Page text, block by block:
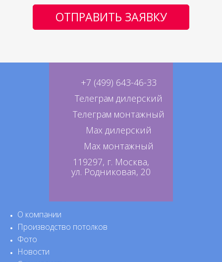
ОТПРАВИТЬ ЗАЯВКУ
+7 (499) 643-46-33
Телеграм дилерский
Телеграм монтажный
Max дилерский
Max монтажный
119297, г. Москва,
ул. Родниковая, 20
О компании
Производство потолков
Фото
Новости